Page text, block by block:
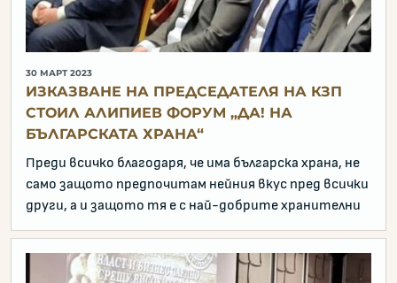
30 МАРТ 2023
ИЗКАЗВАНЕ НА ПРЕДСЕДАТЕЛЯ НА КЗП
СТОИЛ АЛИПИЕВ ФОРУМ „ДА! НА
БЪЛГАРСКАТА ХРАНА“
Преди всичко благодаря, че има българска храна, не
само защото предпочитам нейния вкус пред всички
други, а и защото тя е с най-добрите хранителни